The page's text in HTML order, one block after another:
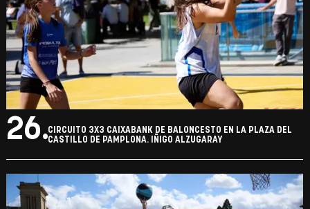
26.CIRCUITO 3X3 CAIXABANK DE BALONCESTO EN LA PLAZA DEL
CASTILLO DE PAMPLONA. IÑIGO ALZUGARAY